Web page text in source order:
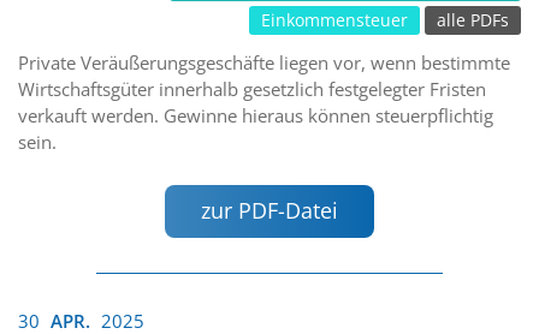
Einkommensteuer
alle PDFs
Private Veräußerungsgeschäfte liegen vor, wenn bestimmte
Wirtschaftsgüter innerhalb gesetzlich festgelegter Fristen
verkauft werden. Gewinne hieraus können steuerpflichtig
sein.
zur PDF-Datei
30 APR. 2025